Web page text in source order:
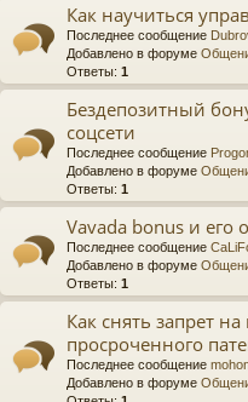
Как научиться
Последнее сообщение
Добавлено в форуме
Ответы: 1
Бездепозитный
соцсети
Последнее сообщение
Добавлено в форуме
Ответы: 1
Vavada bonus и его
Последнее сообщение
Добавлено в форуме
Ответы: 1
Как снять запрет
просроченного
Последнее сообщение
Добавлено в форуме